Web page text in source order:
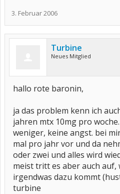
3. Februar 2006
Turbine
Neues Mitglied
hallo rote baronin,
ja das problem kenn ich
jahren mtx 10mg pro
weniger, keine angst. bei
mal pro jahr vor und da
oder zwei und alles wird
meist tritt es aber auch auf,
irgendwas dazu kommt
turbine